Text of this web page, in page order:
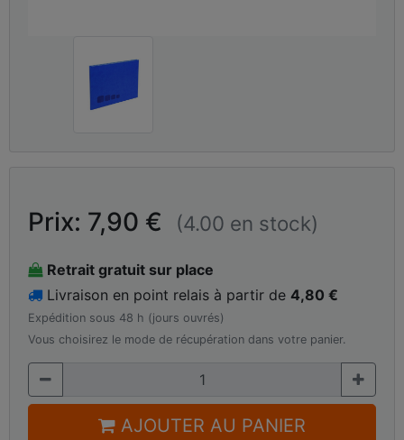
Prix: 7,90 € (4.00 en stock)
Retrait gratuit sur place
Livraison en point relais à partir de 4,80 €
Expédition sous 48 h (jours ouvrés)
Vous choisirez le mode de récupération dans votre panier.
AJOUTER AU PANIER